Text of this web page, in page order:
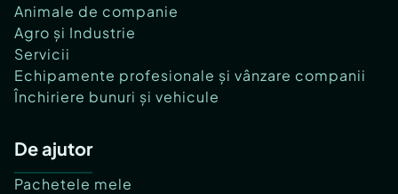
Animale de companie
Agro și Industrie
Servicii
Echipamente profesionale și vânzare companii
Închiriere bunuri și vehicule
De ajutor
Pachetele mele